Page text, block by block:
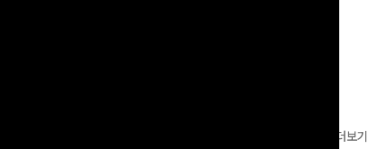
더보기